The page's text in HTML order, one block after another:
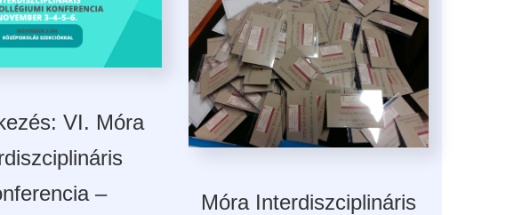
VI. Móra
–
Móra Interdiszciplináris